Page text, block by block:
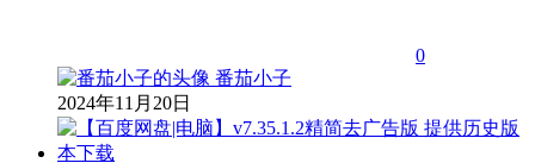
0
番茄小子
2024年11月20日